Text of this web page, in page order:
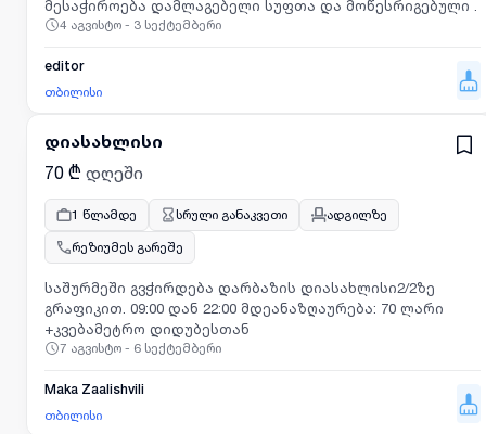
მესაჭიროება დამლაგებელი სუფთა და მოწესრიგებული .
4 აგვისტო - 3 სექტემბერი
editor
თბილისი
დიასახლისი
70 ₾ დღეში
1 წლამდე სრული განაკვეთი
ადგილზე
რეზიუმეს გარეშე
საშურმეში გვჭირდება დარბაზის დიასახლისი2/2ზე
გრაფიკით. 09:00 დან 22:00 მდეანაზღაურება: 70 ლარი
+კვებამეტრო დიდუბესთან
7 აგვისტო - 6 სექტემბერი
Maka Zaalishvili
თბილისი